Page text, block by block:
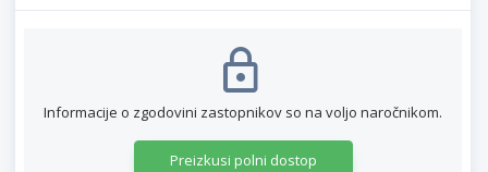
Informacije o zgodovini zastopnikov so na voljo naročnikom.
Preizkusi polni dostop